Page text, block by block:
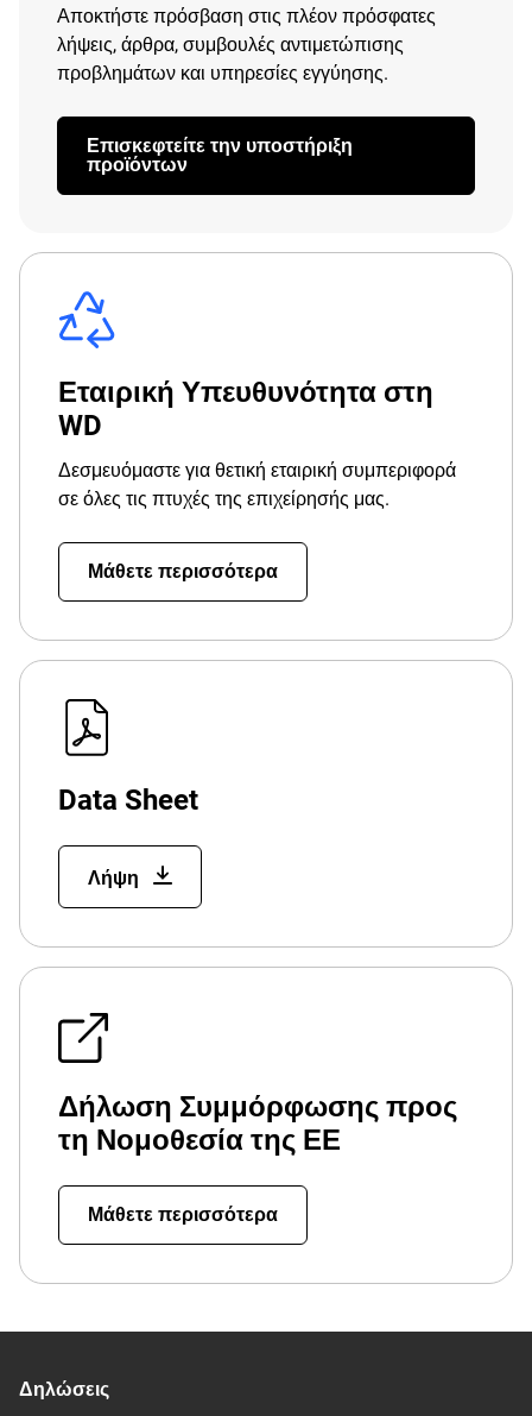
Αποκτήστε πρόσβαση στις πλέον πρόσφατες
λήψεις, άρθρα, συμβουλές αντιμετώπισης
προβλημάτων και υπηρεσίες εγγύησης.
Επισκεφτείτε την υποστήριξη
προϊόντων
Εταιρική Υπευθυνότητα στη
WD
Δεσμευόμαστε για θετική εταιρική συμπεριφορά
σε όλες τις πτυχές της επιχείρησής μας.
Μάθετε περισσότερα
Data Sheet
Λήψη
Δήλωση Συμμόρφωσης προς
τη Νομοθεσία της ΕΕ
Μάθετε περισσότερα
Δηλώσεις